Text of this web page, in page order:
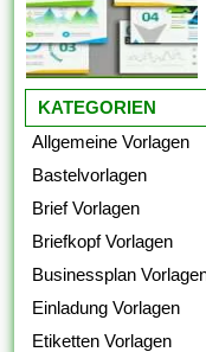
KATEGORIEN
Allgemeine Vorlagen
Bastelvorlagen
Brief Vorlagen
Briefkopf Vorlagen
Businessplan
Einladung Vorlagen
Etiketten Vorlagen